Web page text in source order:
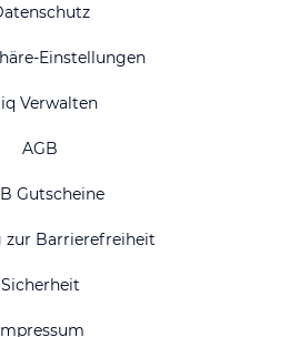
Einstellungen
Verwalten
AGB
Gutscheine
zur Barrierefreiheit
Sicherheit